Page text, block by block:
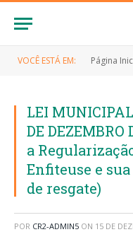
VOCÊ ESTÁ EM: Página
LEI
DE DEZEMBRO
a
Enfiteuse e
de resgate)
POR CR2-ADMIN5 ON 15 DE